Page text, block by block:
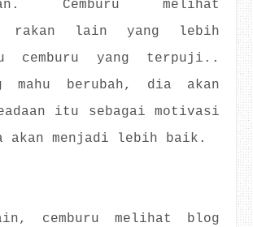
Cemburu melihat
rakan lain yang lebih
yang terpuji..
mahu berubah, dia akan
itu sebagai motivasi
akan menjadi lebih baik.
cemburu melihat blog